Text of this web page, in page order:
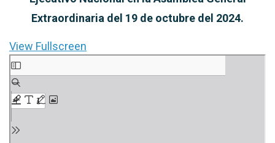
Extraordinaria del 19 de octubre del 2024.
View Fullscreen
Saltar
al
contenido
del
PDF